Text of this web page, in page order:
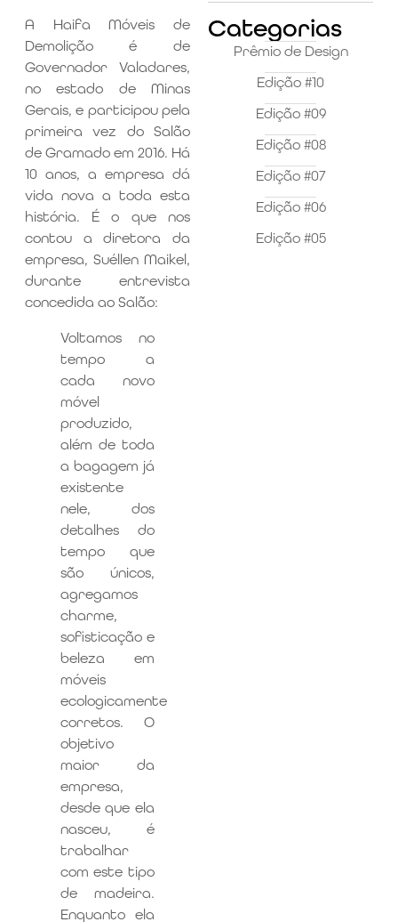
Categorias
Prêmio de Design
Edição #10
Edição #09
Edição #08
Edição #07
Edição #06
Edição #05
A Haifa Móveis de
Demolição é de
Governador Valadares,
no estado de Minas
Gerais, e participou pela
primeira vez do Salão
de Gramado em 2016. Há
10 anos, a empresa dá
vida nova a toda esta
história. É o que nos
contou a diretora da
empresa, Suéllen Maikel,
durante entrevista
concedida ao Salão:
Voltamos no
tempo a
cada novo
móvel
produzido,
além de toda
a bagagem já
existente
nele, dos
detalhes do
tempo que
são únicos,
agregamos
charme,
sofisticação e
beleza em
móveis
ecologicamente
corretos. O
objetivo
maior da
empresa,
desde que ela
nasceu, é
trabalhar
com este tipo
de madeira.
Enquanto ela